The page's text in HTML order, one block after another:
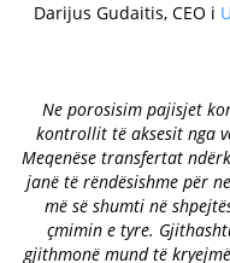
Darijus Gudaitis, CEO i
Ne porosisim pajisjet
kontrollit të aksesit nga
Meqenëse transfertat
janë të rëndësishme për
më së shumti në
çmimin e tyre.
gjithmonë mund të